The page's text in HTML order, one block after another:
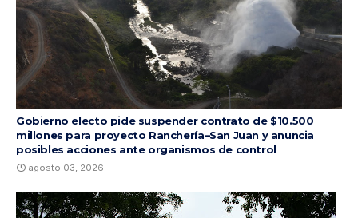
Gobierno electo pide suspender contrato de $10.500
millones para proyecto Ranchería–San Juan y anuncia
posibles acciones ante organismos de control
agosto 03, 2026